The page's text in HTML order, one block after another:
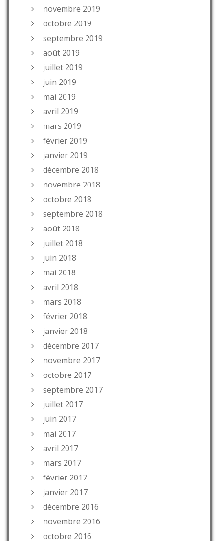
novembre 2019
octobre 2019
septembre 2019
août 2019
juillet 2019
juin 2019
mai 2019
avril 2019
mars 2019
février 2019
janvier 2019
décembre 2018
novembre 2018
octobre 2018
septembre 2018
août 2018
juillet 2018
juin 2018
mai 2018
avril 2018
mars 2018
février 2018
janvier 2018
décembre 2017
novembre 2017
octobre 2017
septembre 2017
juillet 2017
juin 2017
mai 2017
avril 2017
mars 2017
février 2017
janvier 2017
décembre 2016
novembre 2016
octobre 2016